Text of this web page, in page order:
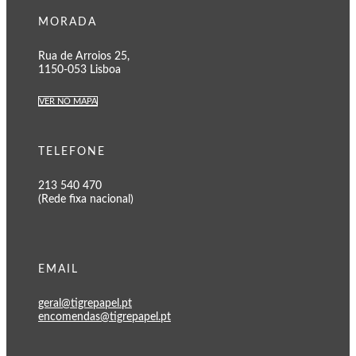
MORADA
Rua de Arroios 25,
1150-053 Lisboa
VER NO MAPA
TELEFONE
213 540 470
(Rede fixa nacional)
EMAIL
geral@tigrepapel.pt
encomendas@tigrepapel.pt